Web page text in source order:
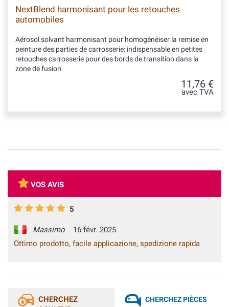
NextBlend harmonisant pour les retouches
automobiles
Aérosol solvant harmonisant pour homogénéiser la remise en
peinture des parties de carrosserie: indispensable en petites
retouches carrosserie pour des bords de transition dans la
zone de fusion
11,76 €
avec TVA
VOS AVIS
5
Massimo
16 févr. 2025
Ottimo prodotto, facile applicazione, spedizione rapida
CHERCHEZ
CHERCHEZ PIÈCES